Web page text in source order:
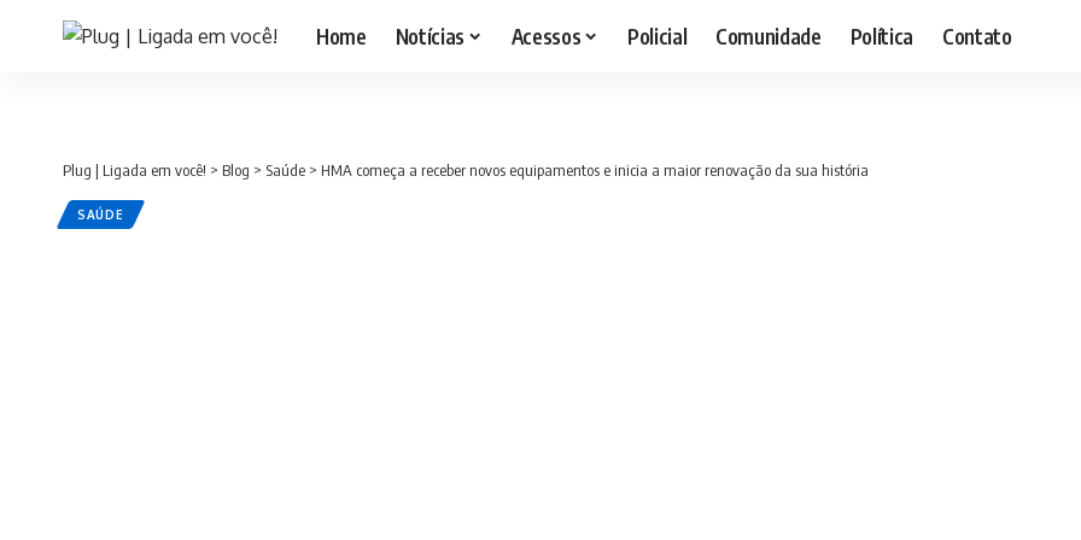
Home Notícias Acessos Policial Comunidade Política Contato
Plug | Ligada em você! > Blog > Saúde > HMA começa a receber novos equipamentos e inicia a maior renovação da sua história
SAÚDE